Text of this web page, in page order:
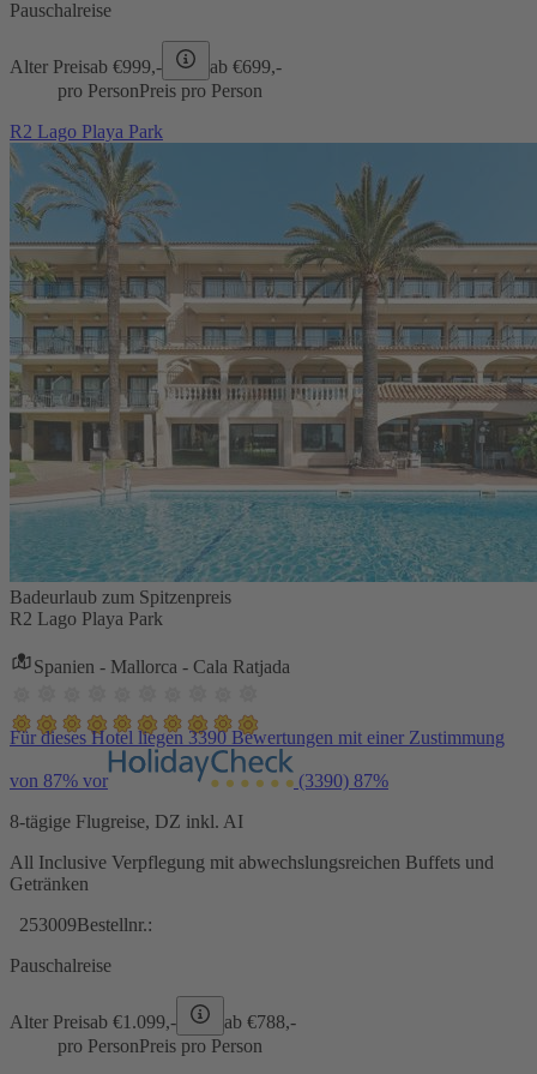
Pauschalreise
Alter Preisab €999,- ab €699,-
pro PersonPreis pro Person
R2 Lago Playa Park
Badeurlaub zum Spitzenpreis
R2 Lago Playa Park
Spanien - Mallorca - Cala Ratjada
Für dieses Hotel liegen 3390 Bewertungen mit einer Zustimmung
von 87% vor (3390) 87%
8-tägige Flugreise, DZ inkl. AI
All Inclusive Verpflegung mit abwechslungsreichen Buffets und
Getränken
253009Bestellnr.:
Pauschalreise
Alter Preisab €1.099,- ab €788,-
pro PersonPreis pro Person